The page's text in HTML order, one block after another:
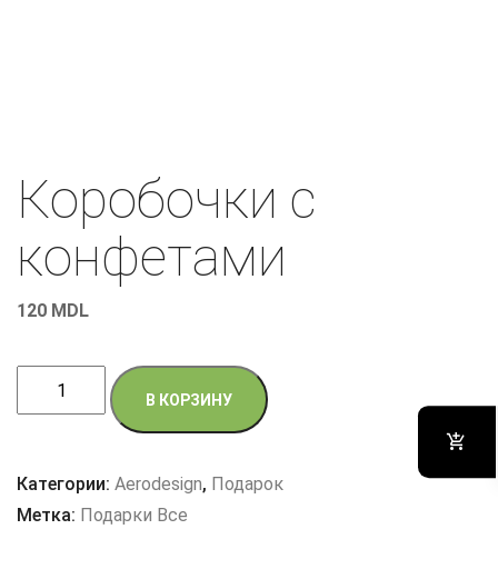
Коробочки с
конфетами
120 MDL
Количество
товара
с
конфетами
В КОРЗИНУ
Категории: Aerodesign, Подарок
Метка: Подарки Все